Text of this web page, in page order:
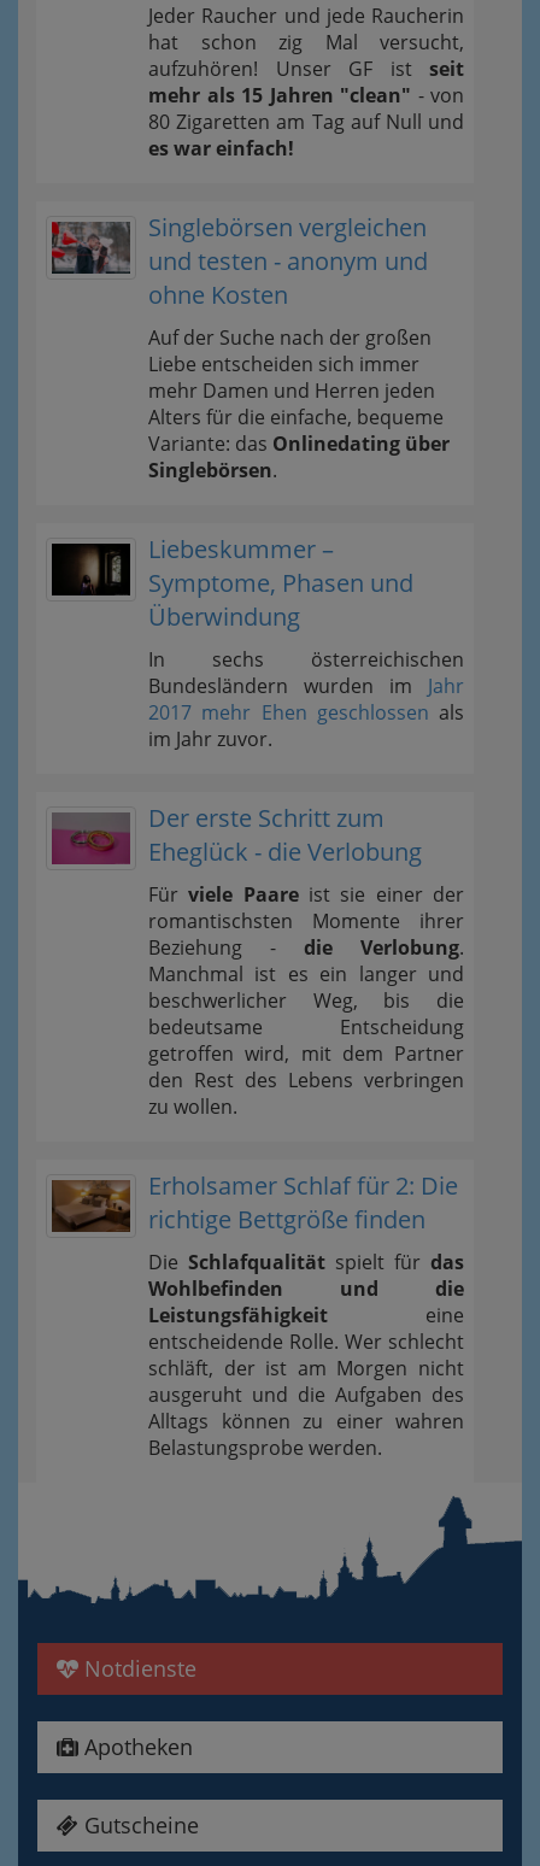
Jeder Raucher und jede Raucherin
hat schon zig Mal versucht,
aufzuhören! Unser GF ist seit
mehr als 15 Jahren "clean" - von
80 Zigaretten am Tag auf Null und
es war einfach!
Singlebörsen vergleichen
und testen - anonym und
ohne Kosten
Auf der Suche nach der großen
Liebe entscheiden sich immer
mehr Damen und Herren jeden
Alters für die einfache, bequeme
Variante: das Onlinedating über
Singlebörsen.
Liebeskummer –
Symptome, Phasen und
Überwindung
In sechs österreichischen
Bundesländern wurden im Jahr
2017 mehr Ehen geschlossen als
im Jahr zuvor.
Der erste Schritt zum
Eheglück - die Verlobung
Fürviele Paareist sie einer der
romantischsten Momente ihrer
Beziehung - die Verlobung.
Manchmal ist es ein langer und
beschwerlicher Weg, bis die
bedeutsame Entscheidung
getroffen wird, mit dem Partner
den Rest des Lebens verbringen
zu wollen.
Erholsamer Schlaf für 2: Die
richtige Bettgröße finden
Die Schlafqualität spielt für das
Wohlbefinden und die
Leistungsfähigkeit eine
entscheidende Rolle. Wer schlecht
schläft, der ist am Morgen nicht
ausgeruht und die Aufgaben des
Alltags können zu einer wahren
Belastungsprobe werden.
Notdienste
Apotheken
Gutscheine